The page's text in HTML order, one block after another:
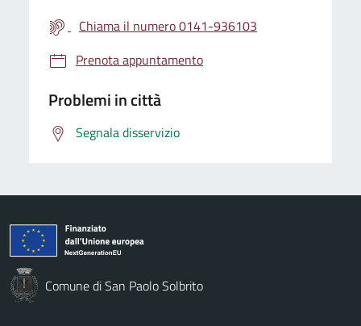
Chiama il numero 0141-936103
Prenota appuntamento
Problemi in città
Segnala disservizio
Comune di San Paolo Solbrito